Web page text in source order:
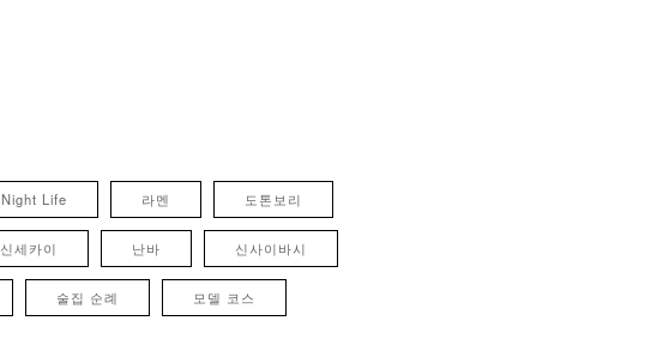
Night Life 라멘 도톤보리
신세카이 난바 신사이바시
술집 순례 모델 코스